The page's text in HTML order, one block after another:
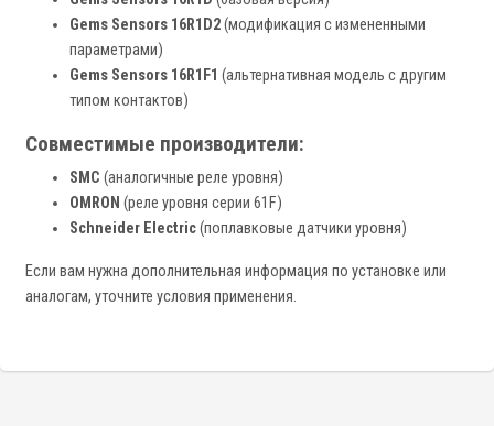
Gems Sensors 16R1D2(модификация с измененными
параметрами)
Gems Sensors 16R1F1 (альтернативная модель с другим
типом контактов)
Совместимые производители:
SMC (аналогичные реле уровня)
OMRON (реле уровня серии 61F)
Schneider Electric(поплавковые датчики уровня)
Если вам нужна дополнительная информация по установке или
аналогам, уточните условия применения.